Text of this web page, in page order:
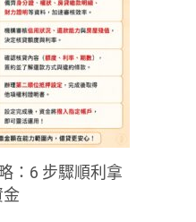
：6 步驟順利拿
金